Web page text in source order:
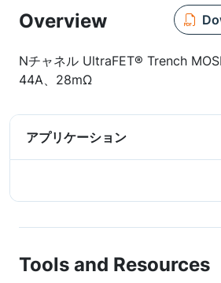
Overview
Nチャネル UltraFET® Trench
44A、28mΩ
アプリケーション
Tools and Resources